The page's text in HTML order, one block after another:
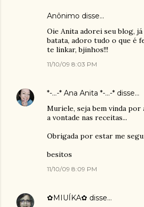
Anônimo disse…
Oie Anita adorei seu blog,
batata, adoro tudo o que é
te linkar, bjinhos!!!
11/10/09 8:03 PM
*-...-* Ana Anita *-...-* disse…
Muriele, seja bem vinda por
a vontade nas receitas...
Obrigada por estar me
besitos
11/10/09 8:09 PM
✿MIUÍKA✿ disse…